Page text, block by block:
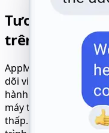
Tương thích
trên mọi thiết
AppMessenger đảm
dõi việc sử dụng
hành nào. Nó hoạt
máy tính bảng, laptop
thấp. Trải nghiệm